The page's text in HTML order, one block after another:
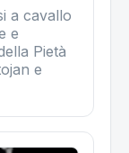
a cavallo
e
Pietà
e